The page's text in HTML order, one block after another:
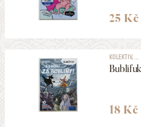
25 Kč
KOLEKTIV, ...
18 Kč